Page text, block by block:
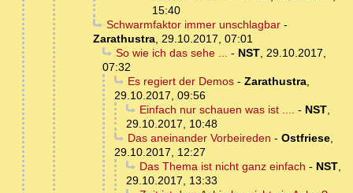
15:40
Schwarmfaktor immer unschlagbar-
Zarathustra, 29.10.2017, 07:01
So wie ich das sehe ... - NST, 29.10.2017,
07:32
Es regiert der Demos- Zarathustra,
29.10.2017, 09:56
Einfach nur schauen was ist .... - NST,
29.10.2017, 10:48
Das aneinander Vorbeireden - Ostfriese,
29.10.2017, 12:27
Das Thema ist nicht ganz einfach - NST,
29.10.2017, 13:33